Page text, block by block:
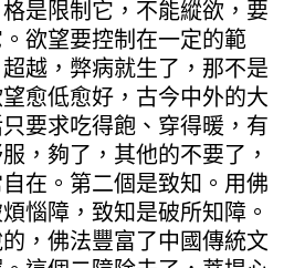
是限制它，不能縱欲，要
欲望要控制在一定的範
越，弊病就生了，那不是
愈低愈好，古今中外的大
要求吃得飽、穿得暖，有
，夠了，其他的不要了，
在。第二個是致知。用佛
惱障，致知是破所知障。
，佛法豐富了中國傳統文